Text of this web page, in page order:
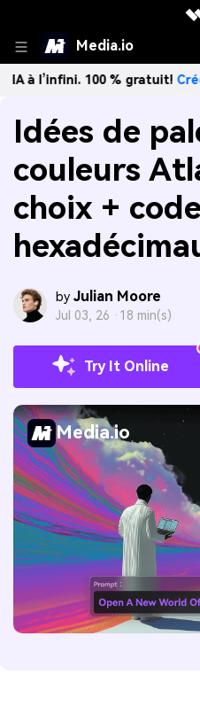
Media.io
100 % gratuit!Créer
Idées de
couleurs
choix +
by Julian Moore
Jul 03, 26 · 18 min(s)
Try It Online
Media.io